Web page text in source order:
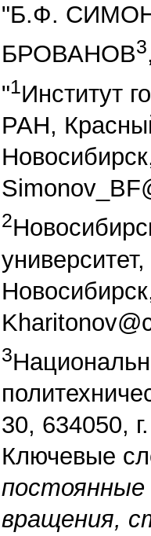
"Б.Ф.
БРОВАНОВ3
"1Институт
РАН,
2
3
30, 634050,
Ключевые
вращения,